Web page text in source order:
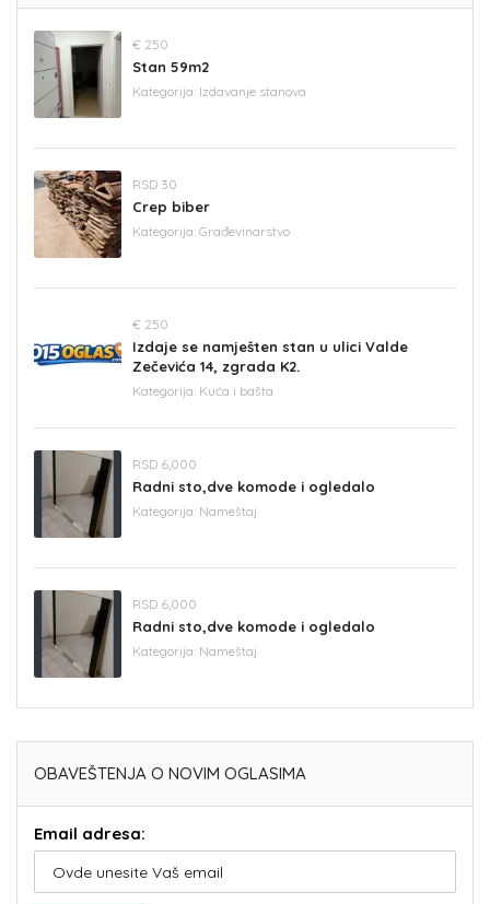
€ 250
Stan 59m2
Kategorija: Izdavanje stanova
RSD 30
Crep biber
Kategorija: Građevinarstvo
€ 250
Izdaje se namješten stan u ulici Valde
Zečevića 14, zgrada K2.
Kategorija: Kuća i bašta
RSD 6,000
Radni sto,dve komode i ogledalo
Kategorija: Nameštaj
RSD 6,000
Radni sto,dve komode i ogledalo
Kategorija: Nameštaj
OBAVEŠTENJA O NOVIM OGLASIMA
Email adresa: